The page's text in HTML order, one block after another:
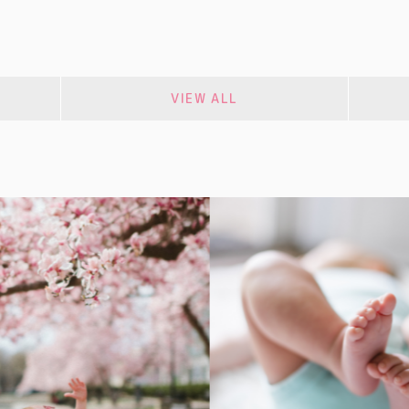
VIEW ALL